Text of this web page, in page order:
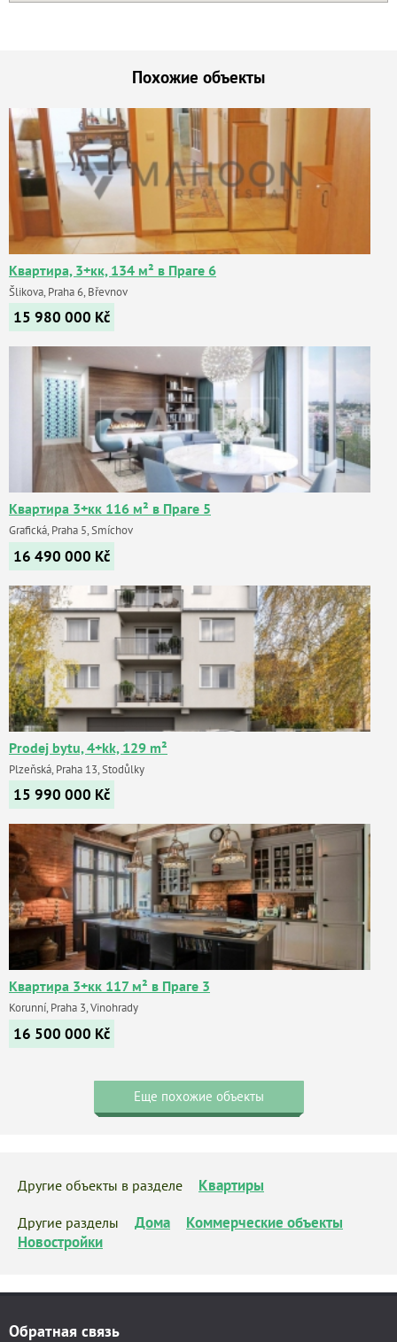
Похожие объекты
Квартира, 3+кк, 134 м² в Праге 6
Šlikova, Praha 6, Břevnov
15 980 000 Kč
Квартира 3+кк 116 м² в Праге 5
Grafická, Praha 5, Smíchov
16 490 000 Kč
Prodej bytu, 4+kk, 129 m²
Plzeňská, Praha 13, Stodůlky
15 990 000 Kč
Квартира 3+кк 117 м² в Праге 3
Korunní, Praha 3, Vinohrady
16 500 000 Kč
Еще похожие объекты
Другие объекты в разделе Квартиры
Другие разделы Дома
Коммерческие объекты
Новостройки
Обратная связь